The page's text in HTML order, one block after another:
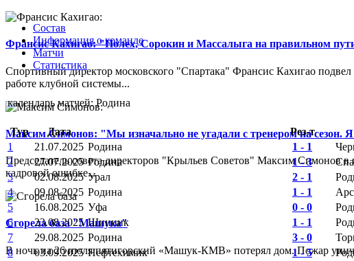
Франсис Кахигао: "Полех, Сорокин и Массалыга на правильном
Спортивный директор московского "Спартака" Франсис Кахигао
работе клубной системы...
Максим Симонов: "Мы изначально не угадали с тренером на сезон.
Председатель совета директоров "Крыльев Советов" Максим Симонов
кадровой ошибке...
Сгорела база "Машука"
В ночь на 26 июля пятигорский «Машук-КМВ» потерял дом. Пожар
Состав
Информация о команде
Матчи
Статистика
календарь матчей: Родина
Тур Дата
Рез-т
1
21.07.2025 Родина 1 - 1
2
27.07.2025 Родина 1 - 3
3
02.08.2025 Урал 2 - 1
4
09.08.2025 Родина 1 - 1
5
16.08.2025 Уфа 0 - 0
6
23.08.2025 Шинник 1 - 1
7
29.08.2025 Родина 3 - 0
8
03.09.2025 Нефтехимик 1 - 5